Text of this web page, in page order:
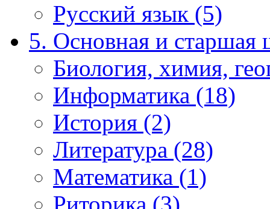
Русский язык (5)
5. Основная и старшая
Биология, химия,
Информатика (18)
История (2)
Литература (28)
Математика (1)